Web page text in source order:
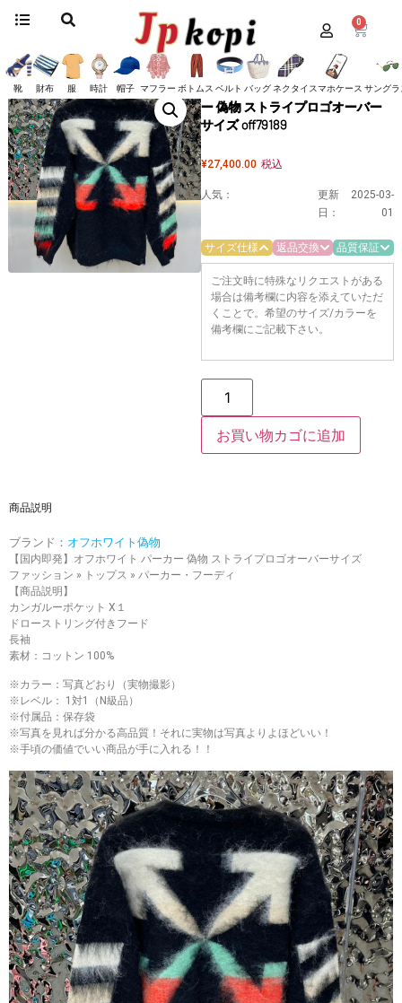
0
靴 財布 服 時計 帽子 マフラー ボトムス ベルト バッグネクタイ スマホケース サング
ホーム /オフホワイト
/ 【国内即発】オフホワイト パーカー 偽物 ストライ
プロゴオーバーサイズ off79189
【国内即発】オフホワイト パーカ
ー 偽物 ストライプロゴオーバー
サイズ off79189
¥27,400.00 税込
人気：
更新
日：
2025-03-
01
サイズ仕様 返品交換 品質保証
ご注文時に特殊なリクエストがある
場合は備考欄に内容を添えていただ
くことで。希望のサイズ/カラーを
備考欄にご記載下さい。
お買い物カゴに追加
商品説明
ブランド： オフホワイト偽物
【国内即発】オフホワイト パーカー 偽物 ストライプロゴオーバーサイズ
ファッション » トップス » パーカー・フーディ
【商品説明】
カンガルーポケット X１
ドローストリング付きフード
長袖
素材：コットン 100%
※カラー：写真どおり（実物撮影）
※レベル： 1対1（N級品）
※付属品：保存袋
※写真を見れば分かる高品質！それに実物は写真よりよほどいい！
※手頃の価値でいい商品が手に入れる！！